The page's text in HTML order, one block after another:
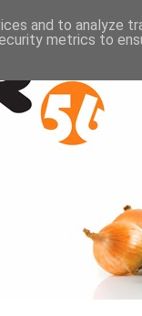
and to analyze
metrics to